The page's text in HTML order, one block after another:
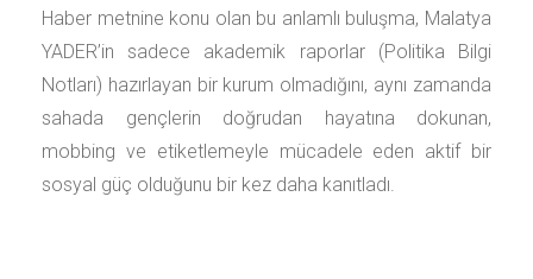
Haber metnine konu olan bu anlamlı buluşma, Malatya
YADER’in sadece akademik raporlar (Politika Bilgi
Notları) hazırlayan bir kurum olmadığını, aynı zamanda
sahada gençlerin doğrudan hayatına dokunan,
mobbing ve etiketlemeyle mücadele eden aktif bir
sosyal güç olduğunu bir kez daha kanıtladı.